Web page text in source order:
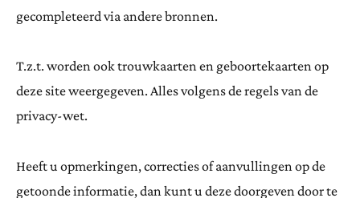
gecompleteerd via andere bronnen.
T.z.t. worden ook trouwkaarten en geboortekaarten op
deze site weergegeven. Alles volgens de regels van de
privacy-wet.
Heeft u opmerkingen, correcties of aanvullingen op de
getoonde informatie, dan kunt u deze doorgeven door te